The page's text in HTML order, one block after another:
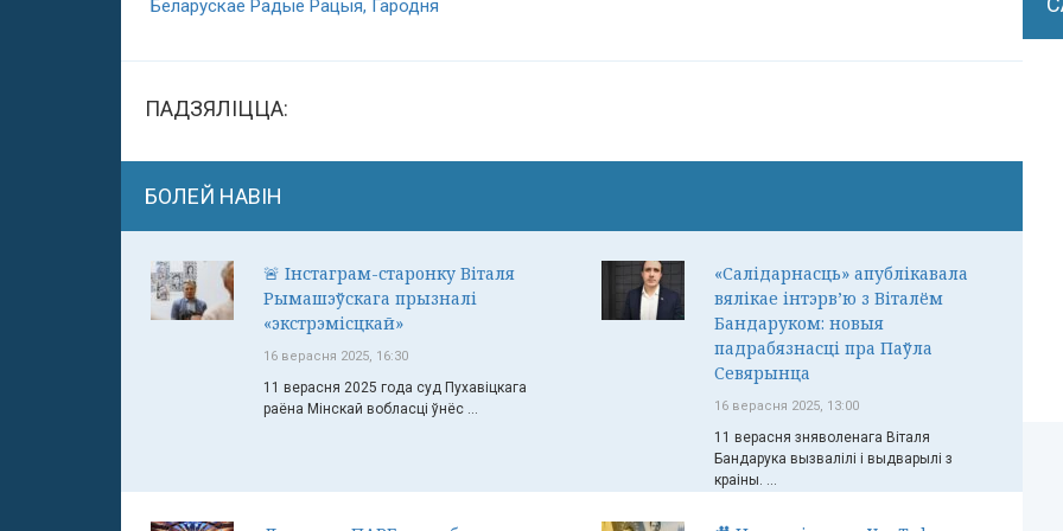
Беларускае Радыё Рацыя, Гародня
ПАДЗЯЛІЦЦА:
БОЛЕЙ НАВІН
🚨 Інстаграм-старонку Віталя
Рымашэўскага прызналі
«экстрэмісцкай»
16 верасня 2025, 16:30
11 верасня 2025 года суд Пухавіцкага
раёна Мінскай вобласці ўнёс ...
«Салідарнасць» апублікавала
вялікае інтэрв’ю з Віталём
Бандаруком: новыя
падрабязнасці пра Паўла
Севярынца
16 верасня 2025, 13:00
11 верасня зняволенага Віталя
Бандарука вызвалілі і выдварылі з
краіны. ...